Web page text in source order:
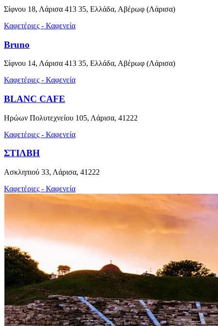
Σίφνου 18, Λάρισα 413 35, Ελλάδα, Αβέρωφ (Λάρισα)
Καφετέριες - Καφενεία
Bruno
Σίφνου 14, Λάρισα 413 35, Ελλάδα, Αβέρωφ (Λάρισα)
Καφετέριες - Καφενεία
BLANC CAFE
Ηρώων Πολυτεχνείου 105, Λάρισα, 41222
Καφετέριες - Καφενεία
ΣΤΙΛΒΗ
Ασκληπιού 33, Λάρισα, 41222
Καφετέριες - Καφενεία